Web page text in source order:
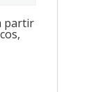
partir